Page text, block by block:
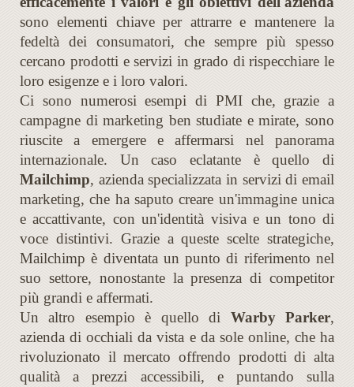
sono elementi chiave per attrarre e mantenere la
fedeltà dei consumatori, che sempre più spesso
cercano prodotti e servizi in grado di rispecchiare le
loro esigenze e i loro valori.
Ci sono numerosi esempi di PMI che, grazie a
campagne di marketing ben studiate e mirate, sono
riuscite a emergere e affermarsi nel panorama
internazionale. Un caso eclatante è quello di
Mailchimp, azienda specializzata in servizi di email
marketing, che ha saputo creare un'immagine unica
e accattivante, con un'identità visiva e un tono di
voce distintivi. Grazie a queste scelte strategiche,
Mailchimp è diventata un punto di riferimento nel
suo settore, nonostante la presenza di competitor
più grandi e affermati.
Un altro esempio è quello di Warby Parker,
azienda di occhiali da vista e da sole online, che ha
rivoluzionato il mercato offrendo prodotti di alta
qualità a prezzi accessibili, e puntando sulla